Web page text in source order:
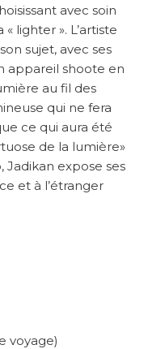
avec soin
lighter ». L’artiste
sujet, avec ses
appareil shoote en
au fil des
qui ne fera
ce qui aura été
de la lumière»
Jadikan expose ses
et à l’étranger
voyage)